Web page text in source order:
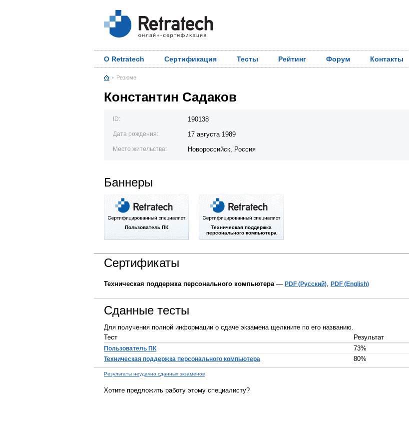
О Retratech Сертификация Тесты Рейтинг Форум Контакты
Резюме
Константин Садаков
ID: 190138
Дата рождения: 17 августа 1989
Место жительства: Новороссийск, Россия
Баннеры
Пользователь ПК
Техническая поддержка
персонального компьютера
Сертификаты
Техническая поддержка персонального компьютера— PDF (Русский), PDF (English)
Сданные тесты
Для получения полной информации о сдаче экзамена щелкните по его названию.
Тест
Результат
Пользователь ПК 73%
Техническая поддержка персонального компьютера 80%
Результаты неудачно сданных экзаменов
Хотите предложить работу этому специалисту?